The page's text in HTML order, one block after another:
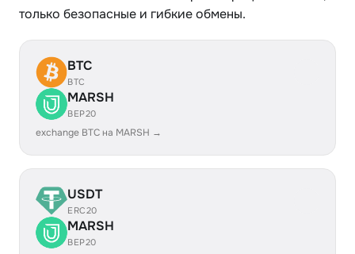
только безопасные и гибкие обмены.
BTC
BTC
MARSH
BEP20
exchange BTC на MARSH →
USDT
ERC20
MARSH
BEP20